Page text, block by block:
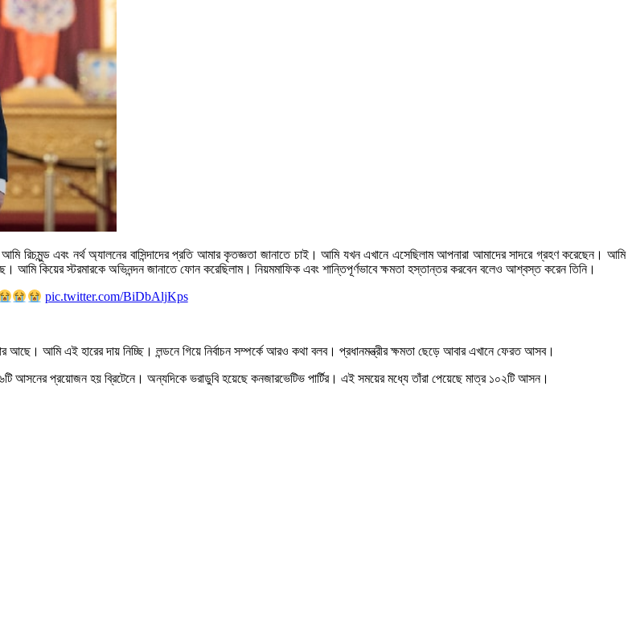
রিচমুন্ড এবং নর্থ অ্যালনের বাসিন্দাদের প্রতি আমার কৃতজ্ঞতা জানাতে চাই। আমি যখন এখানে এসেছিলাম আপনারা আমাদের সাদরে গ্রহণ করেছেন। আমি
আমি কিয়ের স্টরমারকে অভিনন্দন জানাতে ফোন করেছিলাম। নিয়মমাফিক এবং শান্তিপূর্ণভাবে ক্ষমতা হস্তান্তর করবেন বলেও আশ্বস্ত করেন তিনি।
pic.twitter.com/BiDbAljKps
আমি এই হারের দায় নিচ্ছি। লন্ডনে গিয়ে নির্বাচন সম্পর্কে আরও কথা বলব। প্রধানমন্ত্রীর ক্ষমতা ছেড়ে আবার এখানে ফেরত আসব।
আসনের প্রয়োজন হয় ব্রিটেনে। অন্যদিকে ভরাডুবি হয়েছে কনজারভেটিভ পার্টির। এই সময়ের মধ্যে তাঁরা পেয়েছে মাত্র ১০২টি আসন।